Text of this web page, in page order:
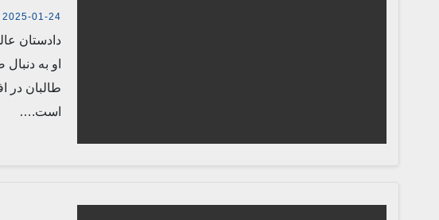
دختران و
2025-01-24
او به
طالبان در
است.…